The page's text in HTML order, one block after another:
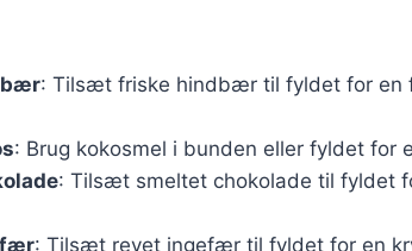
: Tilsæt friske hindbær til fyldet for en
: Brug kokosmel i bunden eller fyldet for
: Tilsæt smeltet chokolade til fyldet
: Tilsæt revet ingefær til fyldet for en